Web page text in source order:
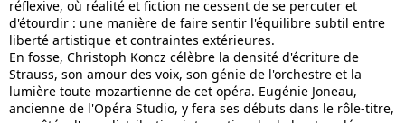
réflexive, où réalité et fiction ne cessent de se percuter et
d'étourdir : une manière de faire sentir l'équilibre subtil entre
liberté artistique et contraintes extérieures.
En fosse, Christoph Koncz célèbre la densité d'écriture de
Strauss, son amour des voix, son génie de l'orchestre et la
lumière toute mozartienne de cet opéra. Eugénie Joneau,
ancienne de l'Opéra Studio, y fera ses débuts dans le rôle-titre,